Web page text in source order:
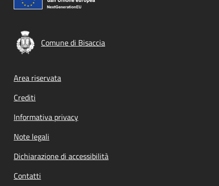
Comune di Bisaccia
Footer menu
Area riservata
Crediti
Informativa privacy
Note legali
Dichiarazione di accessibilità
Contatti